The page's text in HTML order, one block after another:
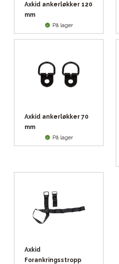
Axkid ankerløkker 120
mm
På lager
Axkid ankerløkker 70
mm
På lager
Axkid
Forankringsstropp